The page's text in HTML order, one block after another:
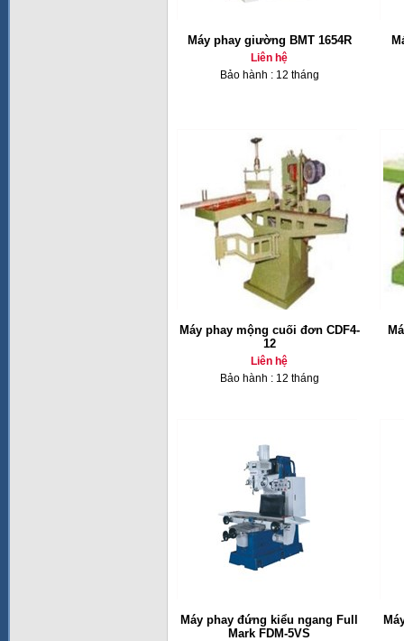
Máy phay giường BMT 1654R
Liên hệ
Bảo hành : 12 tháng
Máy phay mộng cuối đơn CDF4-
12
Liên hệ
Bảo hành : 12 tháng
Máy phay đứng kiểu ngang Full
Mark FDM-5VS